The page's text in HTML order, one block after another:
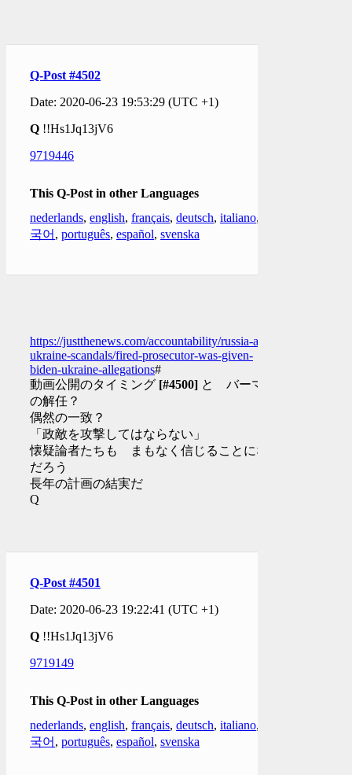
Q-Post #4502
Date: 2020-06-23 19:53:29 (UTC +1)
Q !!Hs1Jq13jV6
9719446
This Q-Post in other Languages
nederlands, english, français, deutsch, italiano,
국어 , português, español, svenska
https://justthenews.com/accountability/russia-and-
ukraine-scandals/fired-prosecutor-was-given-
biden-ukraine-allegations#
動画公開のタイミング [#4500] と バーマン
の解任？
偶然の一致？
「政敵を攻撃してはならない」
懐疑論者たちも まもなく信じることになる
だろう
長年の計画の結実だ
Q
Q-Post #4501
Date: 2020-06-23 19:22:41 (UTC +1)
Q !!Hs1Jq13jV6
9719149
This Q-Post in other Languages
nederlands, english, français, deutsch, italiano,
국어 , português, español, svenska